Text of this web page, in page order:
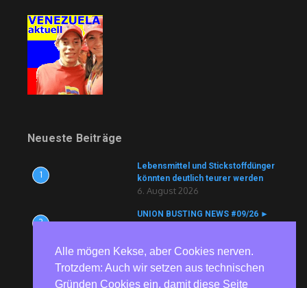
Neueste Beiträge
1
Lebensmittel und Stickstoffdünger
könnten deutlich teurer werden
6. August 2026
2
UNION BUSTING NEWS #09/26 ►
► Nutracorp
6. August 2026
Alle mögen Kekse, aber Cookies nerven.
Trotzdem: Auch wir setzen aus technischen
Gründen Cookies ein, damit diese Seite